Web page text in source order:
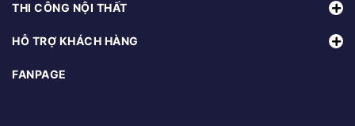
THI CÔNG NỘI THẤT
HỖ TRỢ KHÁCH HÀNG
FANPAGE